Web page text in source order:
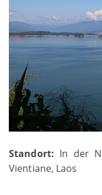
Standort: In der
Vientiane, Laos